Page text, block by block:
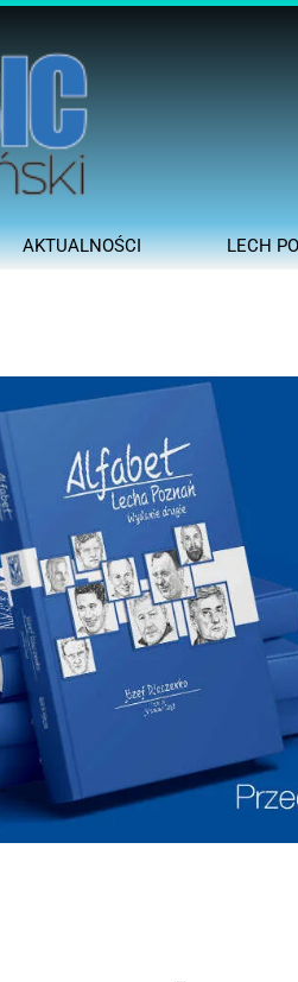
AKTUALNOŚCI LECH